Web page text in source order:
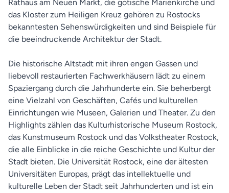
Rathaus am Neuen Markt, die gotische Marienkirche und
das Kloster zum Heiligen Kreuz gehören zu Rostocks
bekanntesten Sehenswürdigkeiten und sind Beispiele für
die beeindruckende Architektur der Stadt.
Die historische Altstadt mit ihren engen Gassen und
liebevoll restaurierten Fachwerkhäusern lädt zu einem
Spaziergang durch die Jahrhunderte ein. Sie beherbergt
eine Vielzahl von Geschäften, Cafés und kulturellen
Einrichtungen wie Museen, Galerien und Theater. Zu den
Highlights zählen das Kulturhistorische Museum Rostock,
das Kunstmuseum Rostock und das Volkstheater Rostock,
die alle Einblicke in die reiche Geschichte und Kultur der
Stadt bieten. Die Universität Rostock, eine der ältesten
Universitäten Europas, prägt das intellektuelle und
kulturelle Leben der Stadt seit Jahrhunderten und ist ein